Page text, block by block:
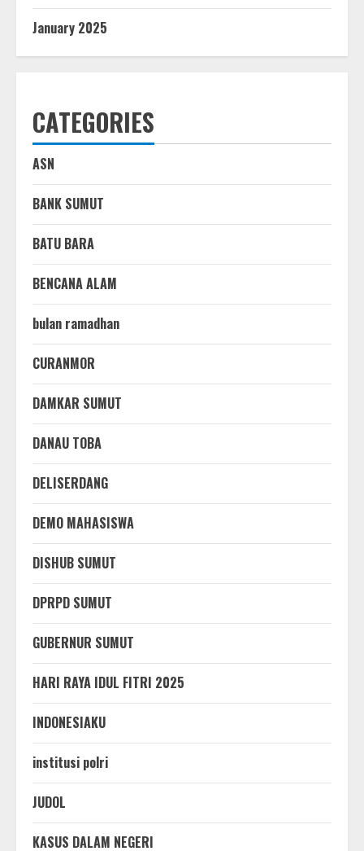
January 2025
CATEGORIES
ASN
BANK SUMUT
BATU BARA
BENCANA ALAM
bulan ramadhan
CURANMOR
DAMKAR SUMUT
DANAU TOBA
DELISERDANG
DEMO MAHASISWA
DISHUB SUMUT
DPRPD SUMUT
GUBERNUR SUMUT
HARI RAYA IDUL FITRI 2025
INDONESIAKU
institusi polri
JUDOL
KASUS DALAM NEGERI